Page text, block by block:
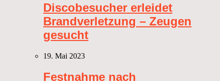
Discobesucher erleidet
Brandverletzung – Zeugen
gesucht
19. Mai 2023
Festnahme nach